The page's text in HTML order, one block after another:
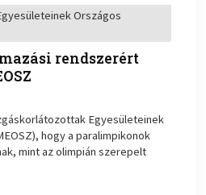
Országos
rendszerért
Egyesületeinek
hogy a paralimpikonok
mint az olimpián szerepelt